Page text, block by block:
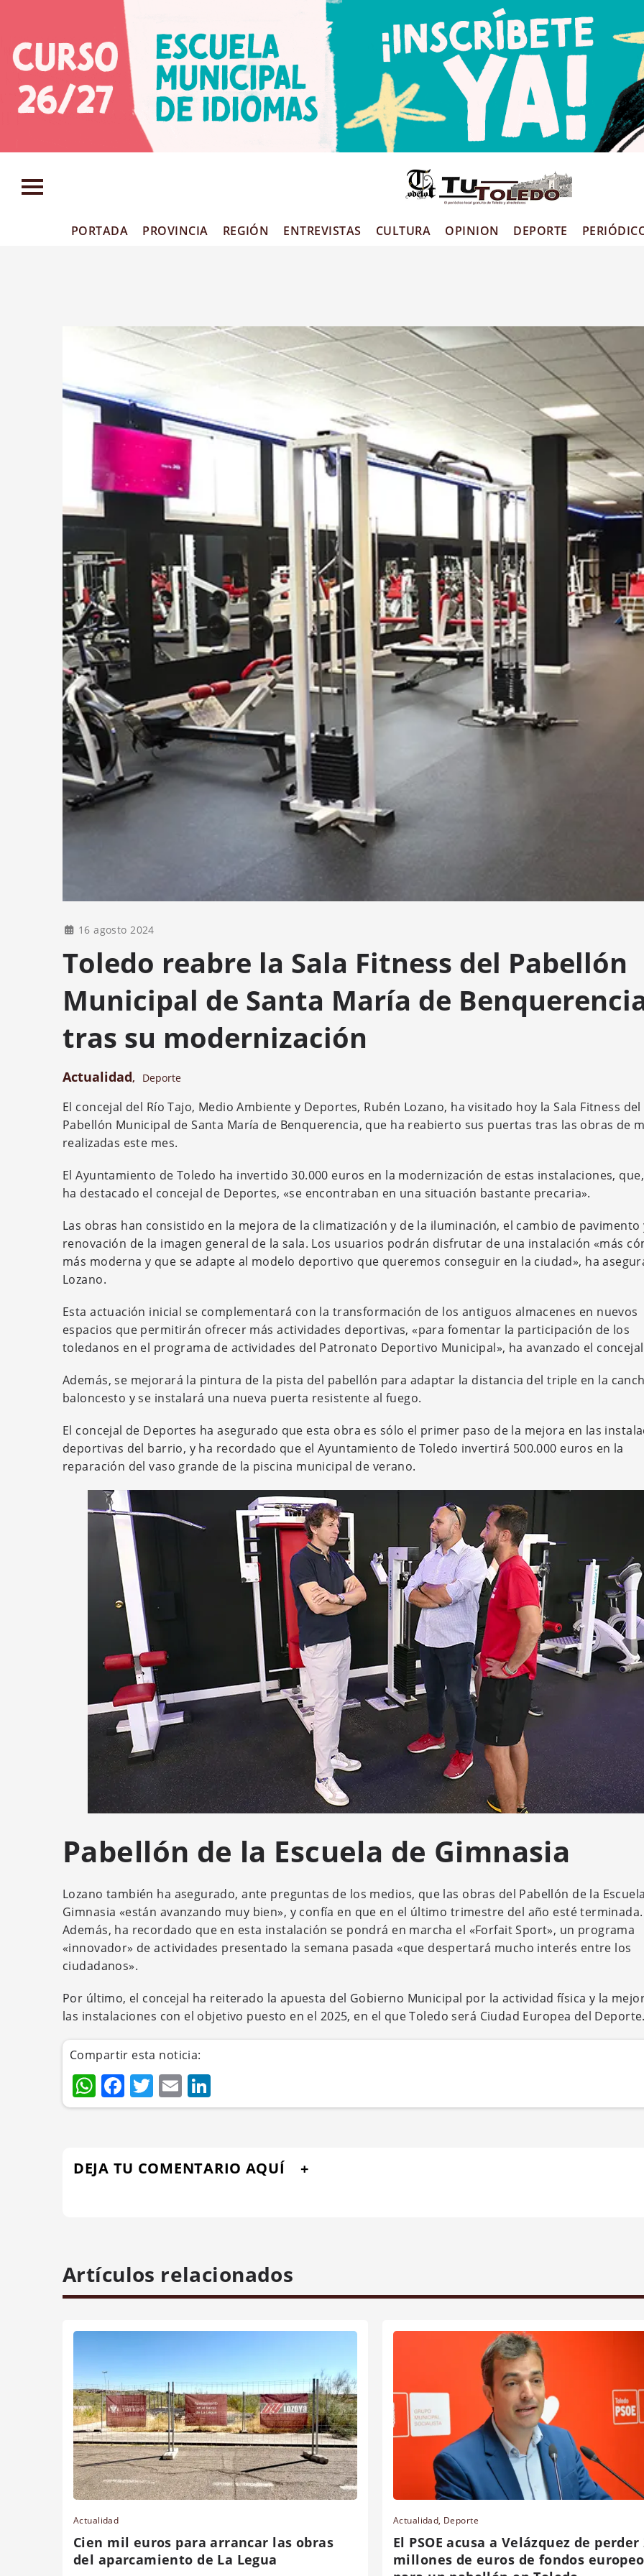
PORTADA PROVINCIA REGIÓN ENTREVISTAS CULTURA OPINION DEPORTE
16 agosto 2024
Toledo reabre la Sala Fitness del Pabellón
Municipal de Santa María de
tras su modernización
Actualidad, Deporte
El concejal del Río Tajo, Medio Ambiente y Deportes, Rubén Lozano, ha visitado hoy la Sala Fitness del
Pabellón Municipal de Santa María de Benquerencia, que ha reabierto sus puertas tras las obras de
realizadas este mes.
El Ayuntamiento de Toledo ha invertido 30.000 euros en la modernización de estas instalaciones,
ha destacado el concejal de Deportes, «se encontraban en una situación bastante precaria».
Las obras han consistido en la mejora de la climatización y de la iluminación, el cambio de pavimento
renovación de la imagen general de la sala. Los usuarios podrán disfrutar de una instalación «más
más moderna y que se adapte al modelo deportivo que queremos conseguir en la ciudad», ha
Lozano.
Esta actuación inicial se complementará con la transformación de los antiguos almacenes en nuevos
espacios que permitirán ofrecer más actividades deportivas, «para fomentar la participación de los
toledanos en el programa de actividades del Patronato Deportivo Municipal», ha avanzado el
Además, se mejorará la pintura de la pista del pabellón para adaptar la distancia del triple en la
baloncesto y se instalará una nueva puerta resistente al fuego.
El concejal de Deportes ha asegurado que esta obra es sólo el primer paso de la mejora en las
deportivas del barrio, y ha recordado que el Ayuntamiento de Toledo invertirá 500.000 euros en la
reparación del vaso grande de la piscina municipal de verano.
Pabellón de la Escuela de Gimnasia
Lozano también ha asegurado, ante preguntas de los medios, que las obras del Pabellón de la
Gimnasia «están avanzando muy bien», y confía en que en el último trimestre del año esté terminada.
Además, ha recordado que en esta instalación se pondrá en marcha el «Forfait Sport», un programa
«innovador» de actividades presentado la semana pasada «que despertará mucho interés entre los
ciudadanos».
Por último, el concejal ha reiterado la apuesta del Gobierno Municipal por la actividad física y la
las instalaciones con el objetivo puesto en el 2025, en el que Toledo será Ciudad Europea del
Compartir esta noticia:
WhatsApp
Facebook
Twitter
Email
DEJA TU COMENTARIO AQUÍ
Artículos relacionados
Actualidad
Cien mil euros para arrancar las obras
del aparcamiento de La Legua
Actualidad, Deporte
El PSOE acusa a Velázquez de perder
millones de euros de fondos